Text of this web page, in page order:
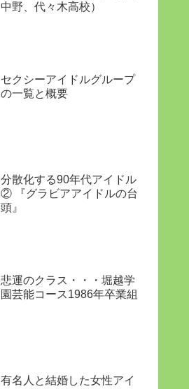
中野、代々木高校）
セクシーアイドルグループ
の一覧と概要
分散化する90年代アイドル
② 『グラビアアイドルの台
頭』
悲運のクラス・・・堀越学
園芸能コース1986年卒業組
有名人と結婚した女性アイ